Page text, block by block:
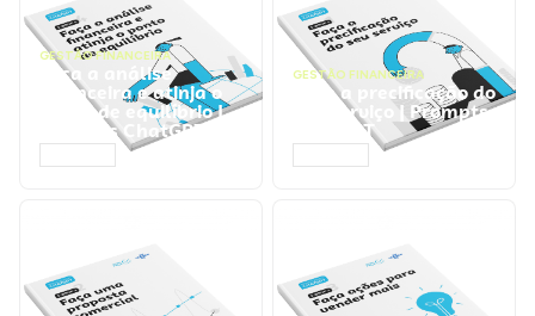
GESTÃO FINANCEIRA
Faça a análise
financeira e atinja o
ponto de equilíbrio |
Prompts ChatGPT
GESTÃO FINANCEIRA
Faça a precificação do
seu serviço | Prompts
ChatGPT